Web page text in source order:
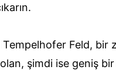
Tempelhofer Feld, bir
şimdi ise geniş